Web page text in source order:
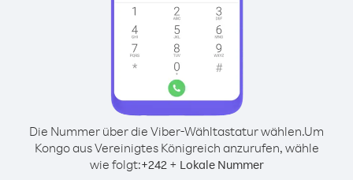
Die Nummer über die Viber-Wähltastatur wählen.Um
Kongo aus Vereinigtes Königreich anzurufen, wähle
wie folgt:+242+ Lokale Nummer